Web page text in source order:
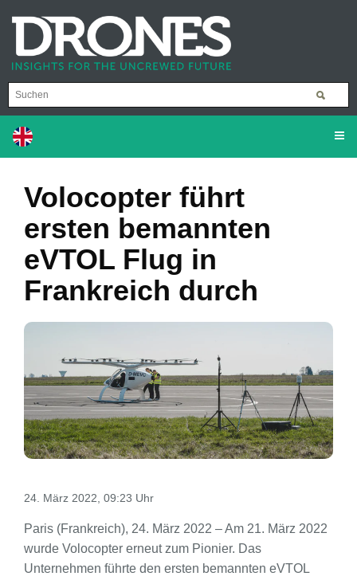
Volocopter führt
ersten bemannten
eVTOL Flug in
Frankreich durch
24. März 2022, 09:23 Uhr
Paris (Frankreich), 24. März 2022 – Am 21. März 2022
wurde Volocopter erneut zum Pionier. Das
Unternehmen führte den ersten bemannten eVTOL